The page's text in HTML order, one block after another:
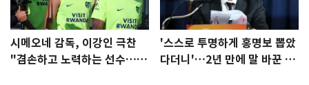
시메오네 감독, 이강인 극찬
"겸손하고 노력하는 선수…좋
'스스로 투명하게 홍명보 뽑았
다더니'…2년 만에 말 바꾼 이